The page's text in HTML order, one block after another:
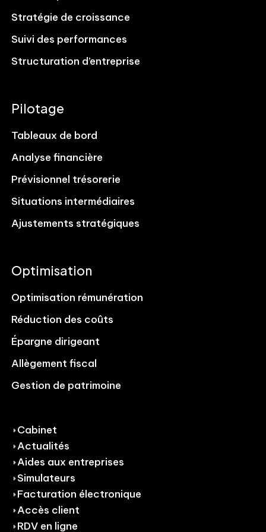
Stratégie de croissance
Suivi des performances
Structuration d’entreprise
Pilotage
Tableaux de bord
Analyse financière
Prévisionnel trésorerie
Situations intermédiaires
Ajustements stratégiques
Optimisation
Optimisation rémunération
Réduction des coûts
Épargne dirigeant
Allègement fiscal
Gestion de patrimoine
Cabinet
Actualités
Aides aux entreprises
Simulateurs
Facturation électronique
Accès client
RDV en ligne